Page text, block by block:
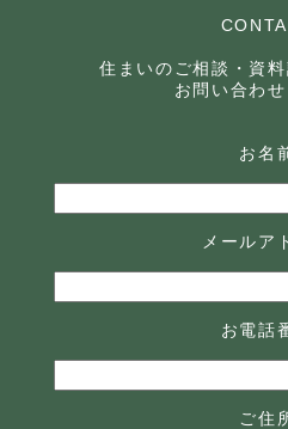
住まいのご相談・資
お問い合わ
お名
メールア
お電話
ご住